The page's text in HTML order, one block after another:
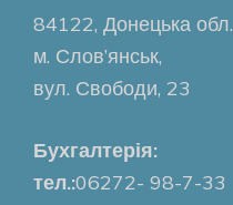
84122, Донецька
м. Слов’янськ,
вул. Свободи, 23
Бухгалтерія:
тел.:06272- 98-7-33